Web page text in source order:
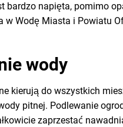
bardzo napięta, pomimo
Wodę Miasta i Powiatu
wody
kierują do wszystkich
pitnej. Podlewanie
zaprzestać